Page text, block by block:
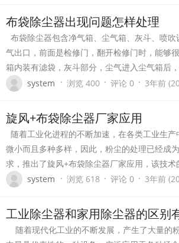
布袋除尘器出现问题怎样处理
布袋除尘器包含净气箱、尘气箱、灰斗、喷
气出口，前面是检修门，翻开检修门时，能够
箱内装有滤袋，灰斗部分，尘气进入尘气箱
system · 浏览 400 · 评论 0 · 3年前
旋风+布袋除尘器厂家应用
随着工业化进程的不断加速，在各类工业生
微小而且多种多样，因此，粉尘的处理已经成
求，推出了旋风+布袋除尘器厂家应用，该技
system · 浏览 618 · 评论 0 · 3年前
工业除尘器和家用除尘器的区别
随着现代化工业的不断发展，产生了大量的